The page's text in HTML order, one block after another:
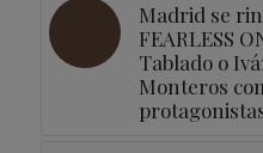
Madrid se
FEARLESS
Tablado o
Monteros